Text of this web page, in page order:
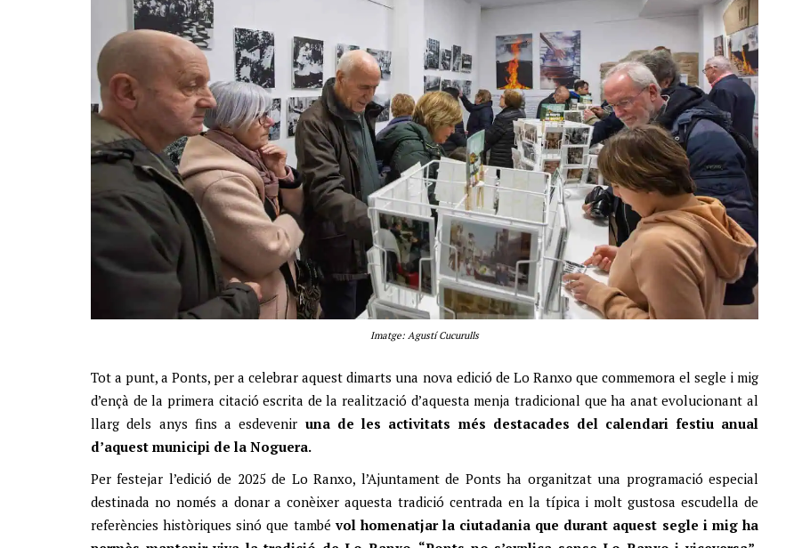
Imatge: Agustí Cucurulls
Tot a punt, a Ponts, per a celebrar aquest dimarts una nova edició de Lo Ranxo que commemora el segle i mig
d’ençà de la primera citació escrita de la realització d’aquesta menja tradicional que ha anat evolucionant al
llarg dels anys fins a esdevenir una de les activitats més destacades del calendari festiu anual
d’aquest municipi de la Noguera.
Per festejar l’edició de 2025 de Lo Ranxo, l’Ajuntament de Ponts ha organitzat una programació especial
destinada no només a donar a conèixer aquesta tradició centrada en la típica i molt gustosa escudella de
referències històriques sinó que tambévol homenatjar la ciutadania que durant aquest segle i mig ha